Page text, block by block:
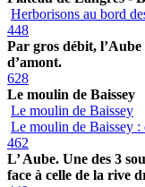
Herborisons au bord
448
Par gros débit,
d’amont.
628
Le moulin de Baissey
Le moulin de Baissey
Le moulin de Baissey :
462
L’ Aube. Une des 3
face à celle de la rive